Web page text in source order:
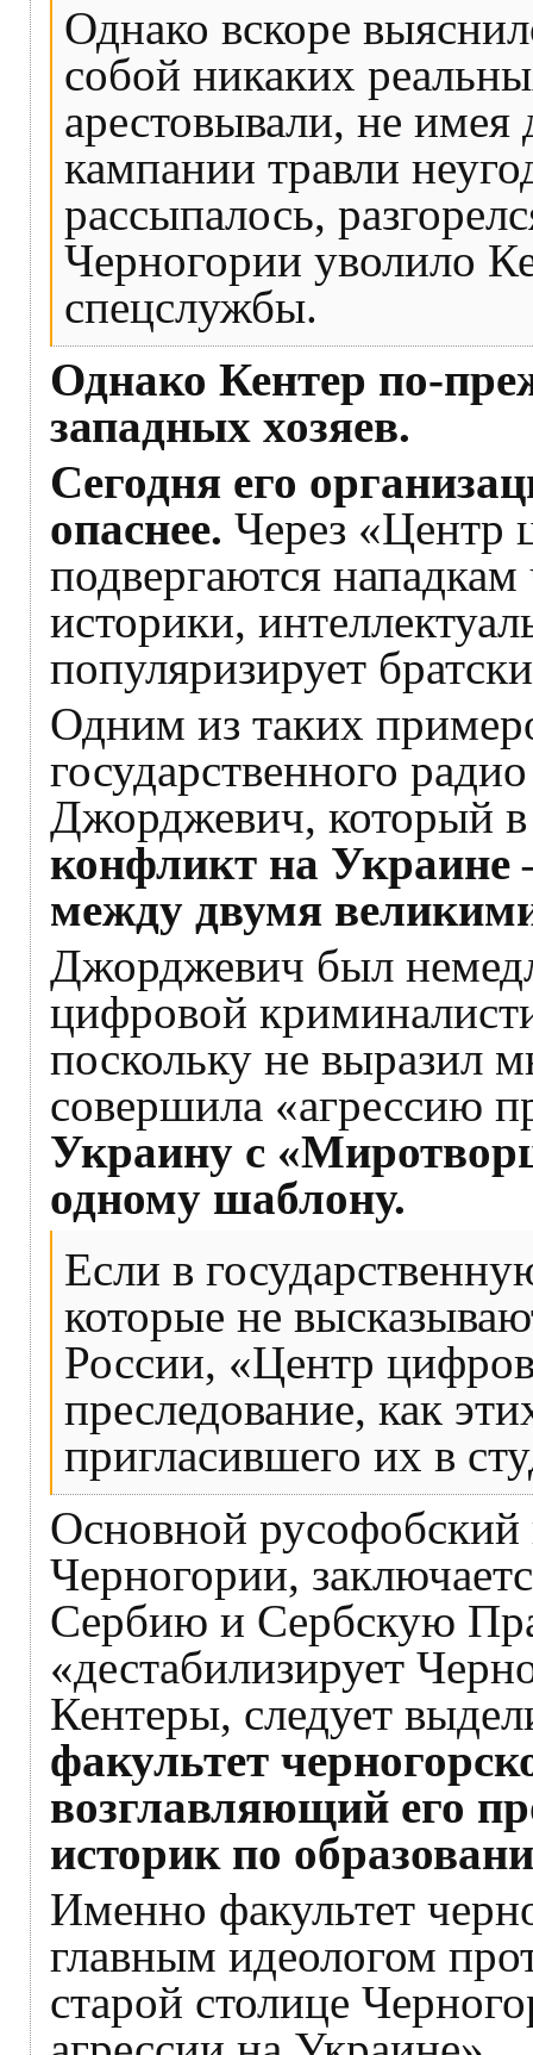
Однако вскоре
собой никаких
арестовывали, не имея
кампании травли
рассыпалось,
Черногории уволило
спецслужбы.
Однако Кентер по-
западных хозяев.
Сегодня его
опаснее. Через «Центр
подвергаются
историки,
популяризирует
Одним из таких
государственного
Джорджевич, который в
конфликт на Украине
между двумя
Джорджевич был
цифровой
поскольку не выразил
совершила «агрессию
Украину с
одному шаблону.
Если в
которые не
России, «Центр
преследование, как
пригласившего их в
Основной
Черногории,
Сербию и Сербскую
«дестабилизирует
Кентеры, следует
факультет
возглавляющий его
историк по
Именно факультет
главным идеологом
старой столице